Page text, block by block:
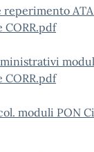
CORR.pdf
CORR.pdf
moduli PON